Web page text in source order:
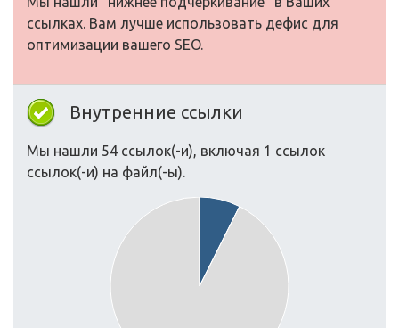
ссылках. Вам лучше использовать дефис для
оптимизации вашего SEO.
Внутренние ссылки
Мы нашли 54 ссылок(-и), включая 1 ссылок
ссылок(-и) на файл(-ы).